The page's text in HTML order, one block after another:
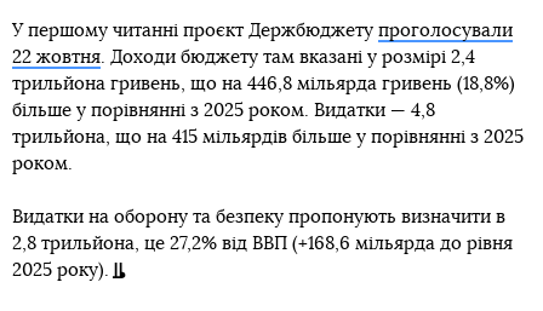
У першому читанні проєкт Держбюджету проголосували
22 жовтня. Доходи бюджету там вказані у розмірі 2,4
трильйона гривень, що на 446,8 мільярда гривень (18,8%)
більше у порівнянні з 2025 роком. Видатки — 4,8
трильйона, що на 415 мільярдів більше у порівнянні з 2025
роком.
Видатки на оборону та безпеку пропонують визначити в
2,8 трильйона, це 27,2% від ВВП (+168,6 мільярда до рівня
2025 року).